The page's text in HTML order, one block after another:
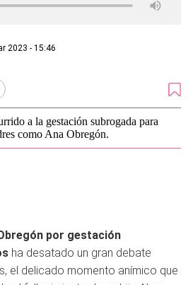
2023 - 15:46
a la gestación subrogada para
como Ana Obregón.
por gestación
ha desatado un gran debate
el delicado momento anímico que